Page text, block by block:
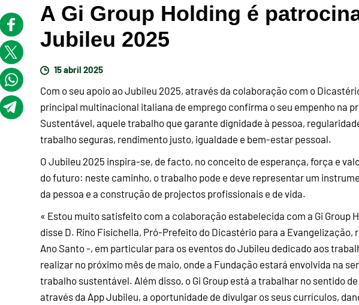
A Gi Group Holding é
Jubileu 2025
15 abril 2025
Com o seu apoio ao Jubileu 2025, através da colaboração com o
principal multinacional italiana de emprego confirma o seu empenho na
Sustentável, aquele trabalho que garante dignidade à pessoa,
trabalho seguras, rendimento justo, igualdade e bem-estar pessoal.
O Jubileu 2025 inspira-se, de facto, no conceito de esperança, força e
do futuro: neste caminho, o trabalho pode e deve representar um
da pessoa e a construção de projectos profissionais e de vida.
« Estou muito satisfeito com a colaboração estabelecida com a Gi Group
disse D. Rino Fisichella, Pró-Prefeito do Dicastério para a Evangelização,
Ano Santo -, em particular para os eventos do Jubileu dedicado aos
realizar no próximo mês de maio, onde a Fundação estará envolvida na
trabalho sustentável. Além disso, o Gi Group está a trabalhar no sentido
através da App Jubileu, a oportunidade de divulgar os seus currículos,